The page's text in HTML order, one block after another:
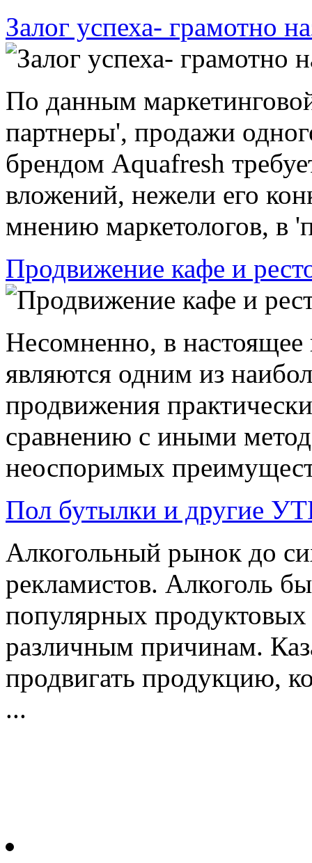
Залог успеха- грамотно
По данным
партнеры', продажи
брендом Aquafresh
вложений, нежели его
мнению маркетологов, в
Продвижение кафе и
Несомненно, в настоящее
являются одним из
продвижения
сравнению с иными
неоспоримых
Пол бутылки и другие
Алкогольный рынок до
рекламистов. Алкоголь
популярных
различным причинам.
продвигать продукцию,
...